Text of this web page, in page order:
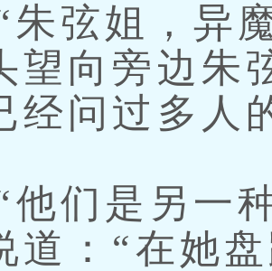
弦姐，异
望向旁边朱
经问过多人
们是另一
道：“在她